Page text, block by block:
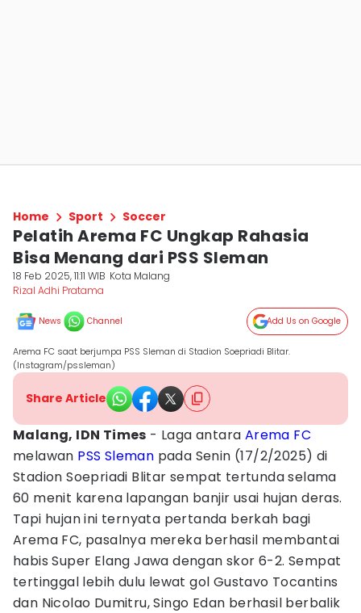
Home Sport Soccer
Pelatih Arema FC Ungkap Rahasia
Bisa Menang dari PSS Sleman
18 Feb 2025, 11:11 WIB Kota Malang
Rizal Adhi Pratama
News Channel Add Us on Google
Arema FC saat berjumpa PSS Sleman di Stadion Soepriadi Blitar.
(Instagram/pssleman)
Share Article
Malang, IDN Times - Laga antara Arema FC
melawan PSS Sleman pada Senin (17/2/2025) di
Stadion Soepriadi Blitar sempat tertunda selama
60 menit karena lapangan banjir usai hujan deras.
Tapi hujan ini ternyata pertanda berkah bagi
Arema FC, pasalnya mereka berhasil membantai
habis Super Elang Jawa dengan skor 6-2. Sempat
tertinggal lebih dulu lewat gol Gustavo Tocantins
dan Nicolao Dumitru, Singo Edan berhasil berbalik